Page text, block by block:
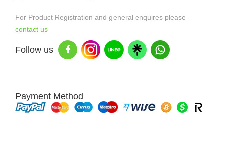
For Product Registration and general enquires please
contact us
Follow us
Payment Method